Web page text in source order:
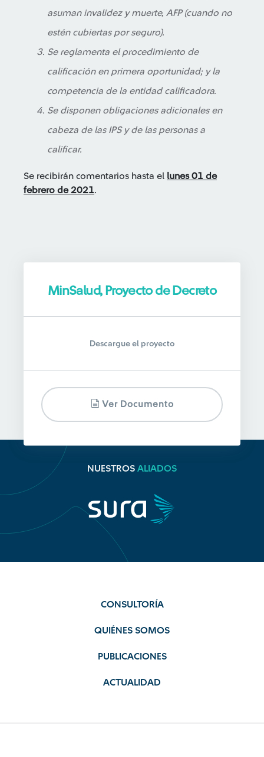
asuman invalidez y muerte, AFP (cuando no
estén cubiertas por seguro).
Se reglamenta el procedimiento de
calificación en primera oportunidad; y la
competencia de la entidad calificadora.
Se disponen obligaciones adicionales en
cabeza de las IPS y de las personas a
calificar.
Se recibirán comentarios hasta el lunes 01 de
febrero de 2021.
MinSalud, Proyecto de Decreto
Descargue el proyecto
Ver Documento
NUESTROS ALIADOS
CONSULTORÍA
QUIÉNES SOMOS
PUBLICACIONES
ACTUALIDAD